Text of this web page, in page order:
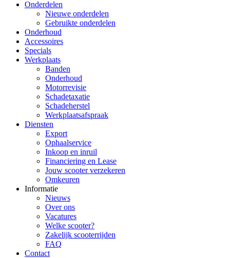
Onderdelen
Nieuwe onderdelen
Gebruikte onderdelen
Onderhoud
Accessoires
Specials
Werkplaats
Banden
Onderhoud
Motorrevisie
Schadetaxatie
Schadeherstel
Werkplaatsafspraak
Diensten
Export
Ophaalservice
Inkoop en inruil
Financiering en Lease
Jouw scooter verzekeren
Omkeuren
Informatie
Nieuws
Over ons
Vacatures
Welke scooter?
Zakelijk scooterrijden
FAQ
Contact